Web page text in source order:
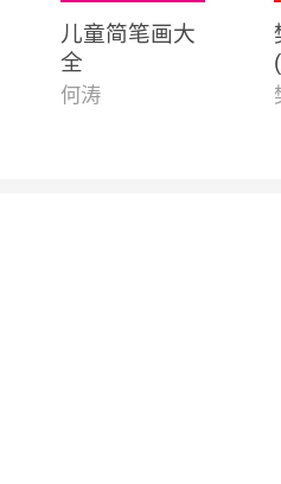
儿童简笔画大
全
何涛